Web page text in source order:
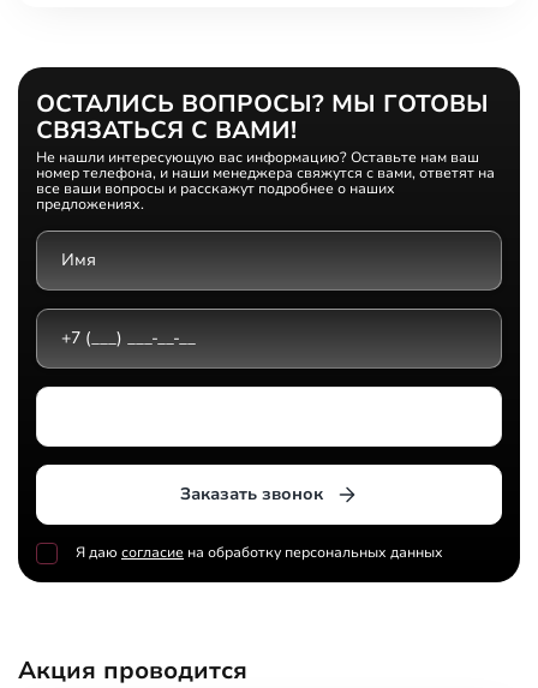
ОСТАЛИСЬ ВОПРОСЫ? МЫ ГОТОВЫ
СВЯЗАТЬСЯ С ВАМИ!
Не нашли интересующую вас информацию? Оставьте нам ваш
номер телефона, и наши менеджера свяжутся с вами, ответят на
все ваши вопросы и расскажут подробнее о наших
предложениях.
Заказать звонок
Я даю согласие на обработку персональных данных
Акция проводится